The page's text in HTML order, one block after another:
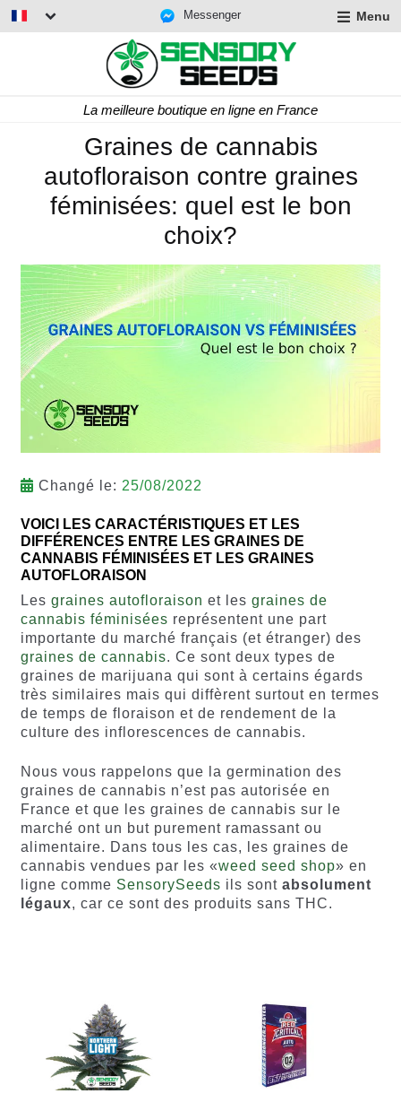
Messenger Menu
La meilleure boutique en ligne en France
Graines de cannabis
autofloraison contre graines
féminisées: quel est le bon
choix?
Changé le: 25/08/2022
VOICI LES CARACTÉRISTIQUES ET LES
DIFFÉRENCES ENTRE LES GRAINES DE
CANNABIS FÉMINISÉES ET LES GRAINES
AUTOFLORAISON
Les graines autofloraison et les graines de
cannabis féminisées représentent une part
importante du marché français (et étranger) des
graines de cannabis. Ce sont deux types de
graines de marijuana qui sont à certains égards
très similaires mais qui diffèrent surtout en termes
de temps de floraison et de rendement de la
culture des inflorescences de cannabis.
Nous vous rappelons que la germination des
graines de cannabis n’est pas autorisée en
France et que les graines de cannabis sur le
marché ont un but purement ramassant ou
alimentaire. Dans tous les cas, les graines de
cannabis vendues par les «weed seed shop» en
ligne comme SensorySeeds ils sont absolument
légaux, car ce sont des produits sans THC.